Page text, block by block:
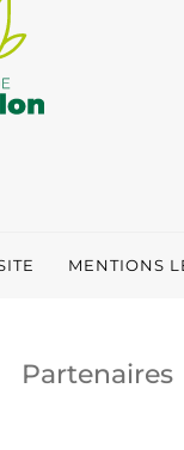
MENTIONS
Partenaires